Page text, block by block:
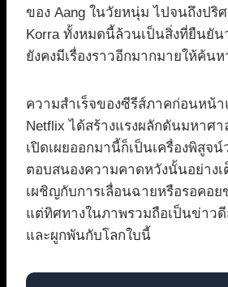
ของ Aang ในวัยหนุ่ม ไปจนถึงปริ
Korra ทั้งหมดนี้ล้วนเป็นสิ่งที่ยืนยัน
ยังคงมีเรื่องราวอีกมากมายให้ค้นห
ความสำเร็จของซีรีส์ภาคก่อนหน้
Netflix ได้สร้างแรงผลักดันมหาศ
เปิดเผยออกมานี้ก็เป็นเครื่องพิสูจ
ตอบสนองความคาดหวังนั้นอย่าง
เผชิญกับการเลื่อนฉายหรือรอคอย
แต่ทิศทางในภาพรวมถือเป็นข่าว
และผูกพันกับโลกใบนี้